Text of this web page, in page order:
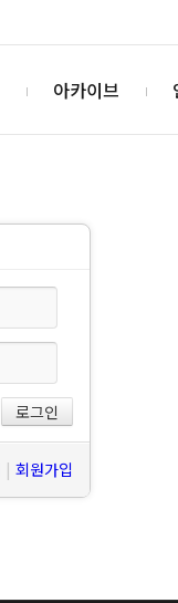
아카이브
| 회원가입